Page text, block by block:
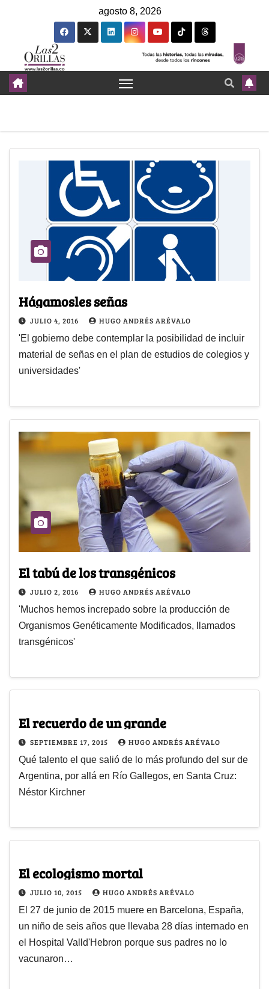
agosto 8, 2026
Hágamosles señas
JULIO 4, 2016 HUGO ANDRÉS ARÉVALO
'El gobierno debe contemplar la posibilidad de incluir
material de señas en el plan de estudios de colegios y
universidades'
El tabú de los transgénicos
JULIO 2, 2016 HUGO ANDRÉS ARÉVALO
'Muchos hemos increpado sobre la producción de
Organismos Genéticamente Modificados, llamados
transgénicos'
El recuerdo de un grande
SEPTIEMBRE 17, 2015 HUGO ANDRÉS ARÉVALO
Qué talento el que salió de lo más profundo del sur de
Argentina, por allá en Río Gallegos, en Santa Cruz:
Néstor Kirchner
El ecologismo mortal
JULIO 10, 2015 HUGO ANDRÉS ARÉVALO
El 27 de junio de 2015 muere en Barcelona, España,
un niño de seis años que llevaba 28 días internado en
el Hospital Valld'Hebron porque sus padres no lo
vacunaron…